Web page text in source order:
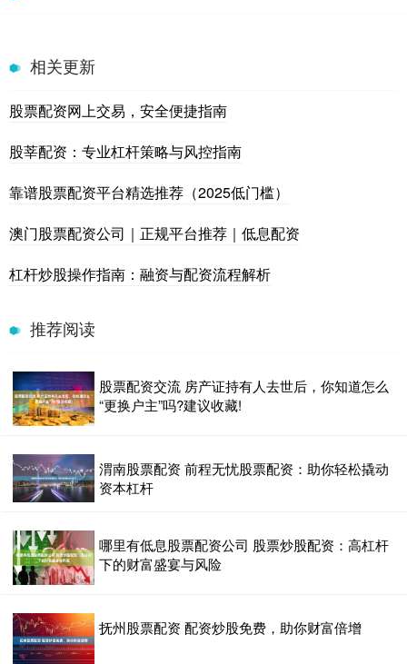
相关更新
股票配资网上交易，安全便捷指南
股莘配资：专业杠杆策略与风控指南
靠谱股票配资平台精选推荐（2025低门槛）
澳门股票配资公司｜正规平台推荐｜低息配资
杠杆炒股操作指南：融资与配资流程解析
推荐阅读
股票配资交流 房产证持有人去世后，你知道怎么
“更换户主”吗?建议收藏!
渭南股票配资 前程无忧股票配资：助你轻松撬动
资本杠杆
哪里有低息股票配资公司 股票炒股配资：高杠杆
下的财富盛宴与风险
抚州股票配资 配资炒股免费，助你财富倍增